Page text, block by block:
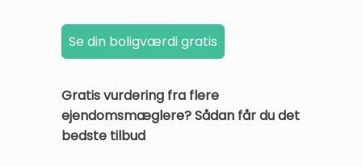
Gratis vurdering fra flere
ejendomsmæglere? Sådan får du det
bedste tilbud